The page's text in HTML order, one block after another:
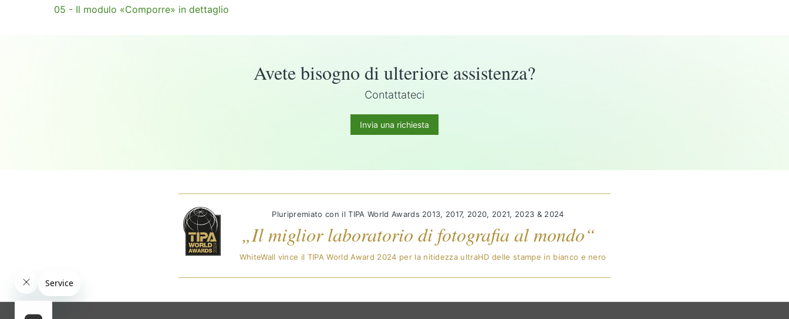
05 - Il modulo «Comporre» in dettaglio
Avete bisogno di ulteriore assistenza?
Contattateci
Invia una richiesta
Pluripremiato con il TIPA World Awards 2013, 2017, 2020, 2021, 2023 & 2024
„Il miglior laboratorio di fotografia al mondo“
WhiteWall vince il TIPA World Award 2024 per la nitidezza ultraHD delle stampe in bianco e nero